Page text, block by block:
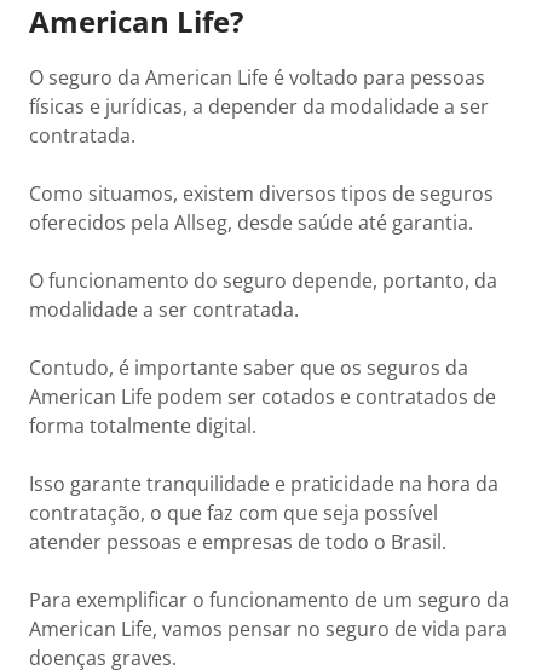
American Life?
O seguro da American Life é voltado para pessoas
físicas e jurídicas, a depender da modalidade a ser
contratada.
Como situamos, existem diversos tipos de seguros
oferecidos pela Allseg, desde saúde até garantia.
O funcionamento do seguro depende, portanto, da
modalidade a ser contratada.
Contudo, é importante saber que os seguros da
American Life podem ser cotados e contratados de
forma totalmente digital.
Isso garante tranquilidade e praticidade na hora da
contratação, o que faz com que seja possível
atender pessoas e empresas de todo o Brasil.
Para exemplificar o funcionamento de um seguro da
American Life, vamos pensar no seguro de vida para
doenças graves.